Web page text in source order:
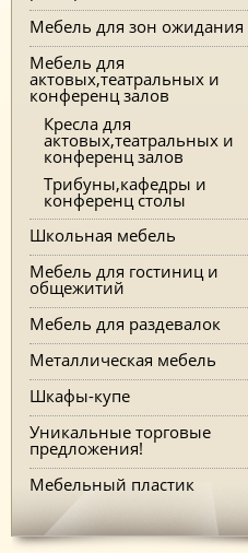
Мебель для зон ожидания
Мебель для
актовых,театральных и
конференц залов
Кресла для
актовых,театральных и
конференц залов
Трибуны,кафедры и
конференц столы
Школьная мебель
Мебель для гостиниц и
общежитий
Мебель для раздевалок
Металлическая мебель
Шкафы-купе
Уникальные торговые
предложения!
Мебельный пластик